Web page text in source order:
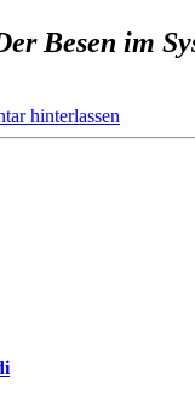
Besen im
hinterlassen